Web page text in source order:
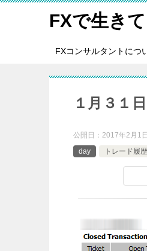
FXで生きて
FXコンサルタントにつ
１月３１
公開日： 2017年2月1日
day
トレード履歴